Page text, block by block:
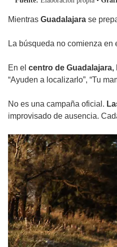
Mientras Guadalajara se
La búsqueda no comienza
En el centro de Guadalajara,
“Ayuden a localizarlo”, “Tu
No es una campaña oficial.
improvisado de ausencia.